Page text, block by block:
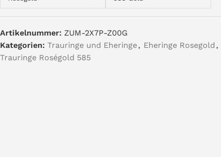
Artikelnummer: ZUM-2X7P-Z00G
Kategorien: Trauringe und Eheringe, Eheringe Rosegold ,
Trauringe Roségold 585